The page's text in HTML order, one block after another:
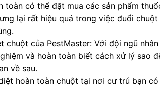
toàn có thể đặt mua các sản phẩm
lại rất hiệu quả trong việc đuổi
chuột của PestMaster: Với đội ngũ
và hoàn toàn biết cách xử lý sao
về sau.
hoàn toàn chuột tại nơi cư trú bạn